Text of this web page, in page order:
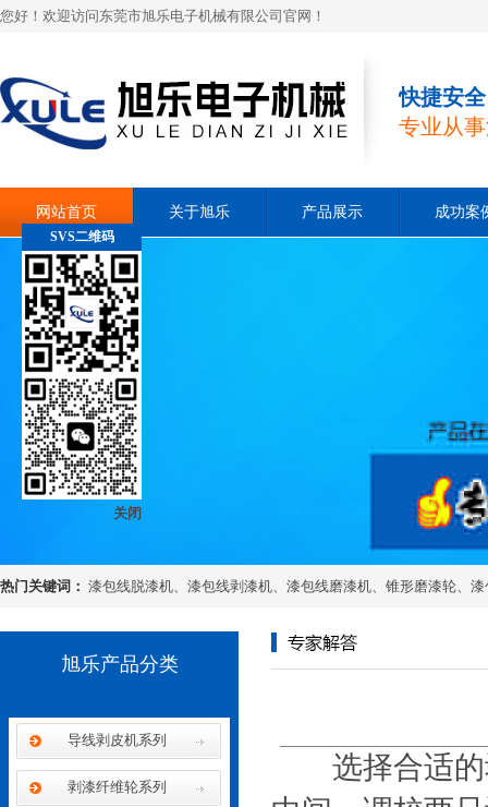
您好！欢迎访问东莞市旭乐电子机械有限公司官网！
快捷安
专业从
网站首页 关于旭乐 产品展示 成功案
热门关键词： 漆包线脱漆机、 漆包线剥漆机、 漆包线磨漆机、 锥形磨漆轮、 漆
旭乐产品分类
导线剥皮机系列
剥漆纤维轮系列
选择合适的
SVS二维码
关闭